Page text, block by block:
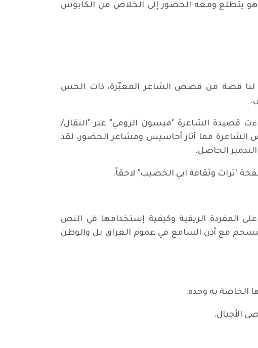
يتطلع ومعه الحضور إلى الخلاص من الكابوس
لنا قصة من قصص الشاعر المعبّرة، ذات الحس
قصيدة الشاعرة "ميسون الرومي" عبر "النقال/
الشاعرة مما أثار أحاسيس ومشاعر الحضور، لقد
الحاصل.
"تراث وثقافة ابي الخصيب" لاحقاً.
المفردة الريفية وكيفية إستخدامها في النص
تنسجم مع أذن السامع في عموم العراق بل والوطن
الخاصة به وحده.
الأجيال.